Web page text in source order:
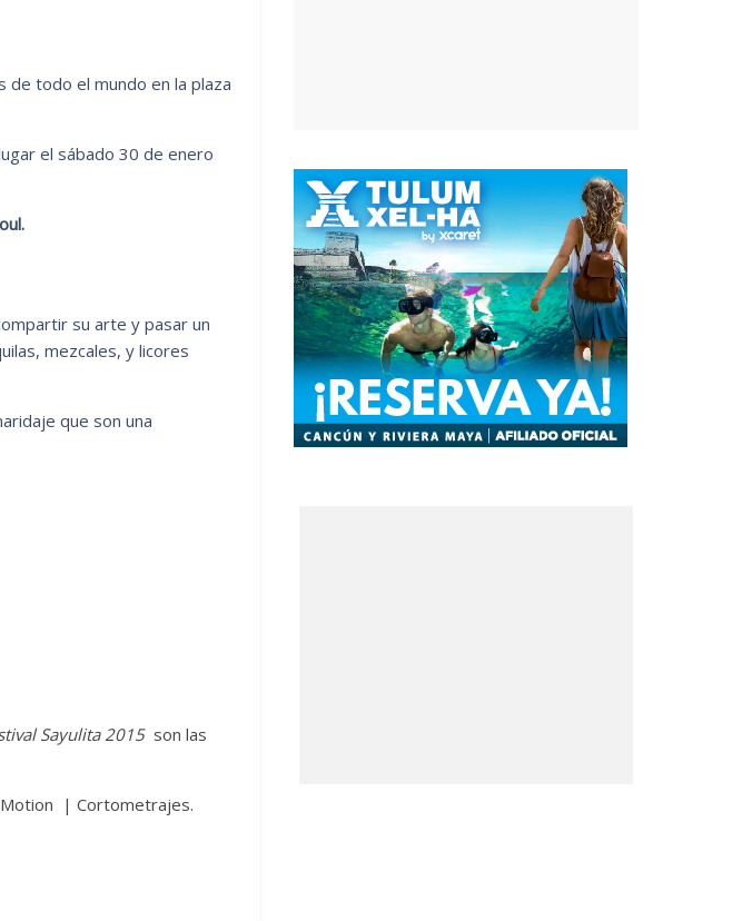
de todo el mundo en la plaza
el sábado 30 de enero
su arte y pasar un
mezcales, y licores
que son una
Sayulita 2015son las
Motion | Cortometrajes.